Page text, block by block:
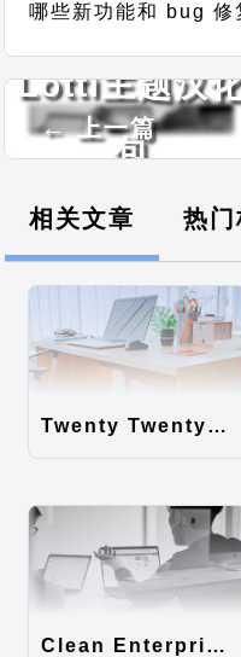
哪些新功能和 bug 修
← 上一篇
Lotti主题汉
包
相关文章 热门
Twenty Twenty-Five 免费的WordPress内容主题
Clean Enterprise主题汉化包